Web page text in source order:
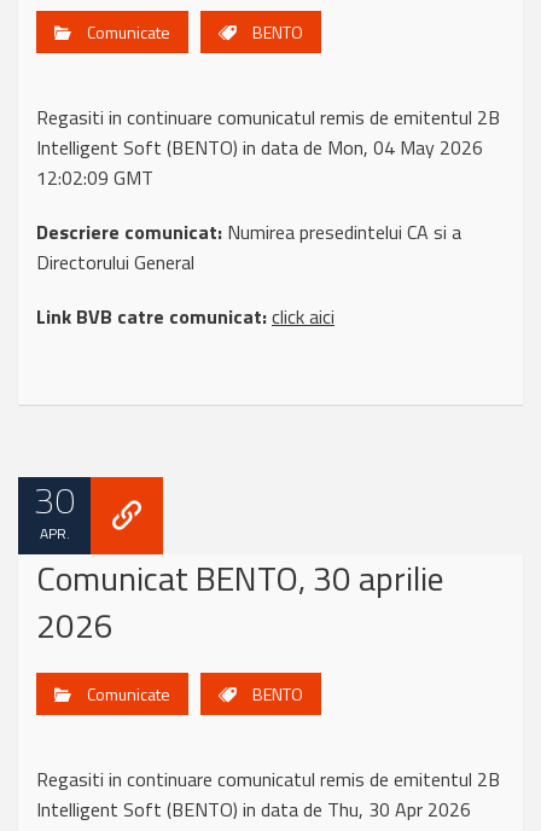
Comunicate BENTO
Regasiti in continuare comunicatul remis de emitentul 2B
Intelligent Soft (BENTO) in data de Mon, 04 May 2026
12:02:09 GMT
Descriere comunicat: Numirea presedintelui CA si a
Directorului General
Link BVB catre comunicat:click aici
30
APR.
Comunicat BENTO, 30 aprilie
2026
Comunicate BENTO
Regasiti in continuare comunicatul remis de emitentul 2B
Intelligent Soft (BENTO) in data de Thu, 30 Apr 2026